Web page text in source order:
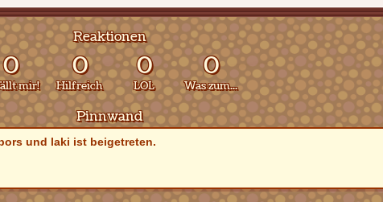
Reaktionen
0
mir!
0
Hilfreich
0
LOL
0
Was zum...
Pinnwand
und laki ist beigetreten.